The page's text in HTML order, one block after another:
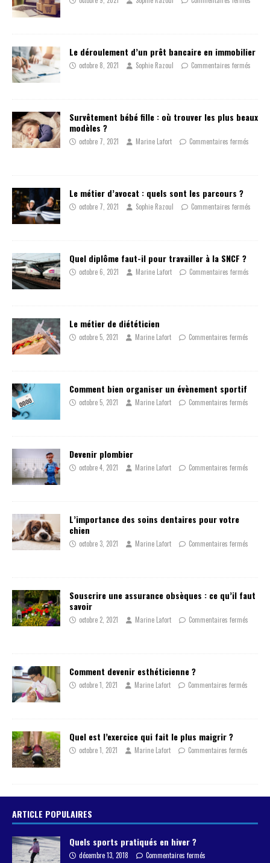
Le déroulement d’un prêt bancaire en immobilier
octobre 8, 2021 Sophie Razoul Commentaires fermés
Survêtement bébé fille : où trouver les plus beaux
modèles ?
octobre 7, 2021 Marine Lafort Commentaires fermés
Le métier d’avocat : quels sont les parcours ?
octobre 7, 2021 Sophie Razoul Commentaires fermés
Quel diplôme faut-il pour travailler à la SNCF ?
octobre 6, 2021 Marine Lafort Commentaires fermés
Le métier de diététicien
octobre 5, 2021 Marine Lafort Commentaires fermés
Comment bien organiser un évènement sportif
octobre 5, 2021 Marine Lafort Commentaires fermés
Devenir plombier
octobre 4, 2021 Marine Lafort Commentaires fermés
L’importance des soins dentaires pour votre
chien
octobre 3, 2021 Marine Lafort Commentaires fermés
Souscrire une assurance obsèques : ce qu’il faut
savoir
octobre 2, 2021 Marine Lafort Commentaires fermés
Comment devenir esthéticienne ?
octobre 1, 2021 Marine Lafort Commentaires fermés
Quel est l’exercice qui fait le plus maigrir ?
octobre 1, 2021 Marine Lafort Commentaires fermés
ARTICLE POPULAIRES
Quels sports pratiqués en hiver ?
décembre 13, 2018 Commentaires fermés